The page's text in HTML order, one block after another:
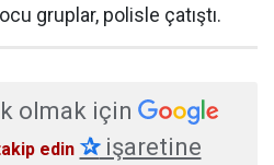
gruplar, polisle çatıştı.
olmak için
edin ✰işaretine